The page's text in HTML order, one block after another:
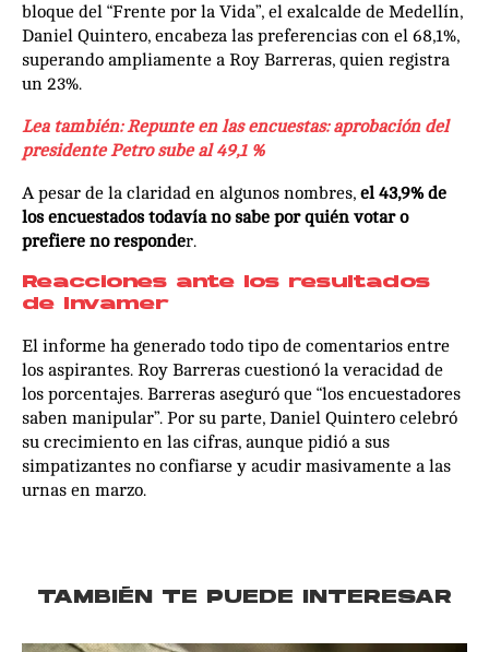
bloque del “Frente por la Vida”, el exalcalde de Medellín,
Daniel Quintero, encabeza las preferencias con el 68,1%,
superando ampliamente a Roy Barreras, quien registra
un 23%.
Lea también: Repunte en las encuestas: aprobación del
presidente Petro sube al 49,1 %
A pesar de la claridad en algunos nombres, el 43,9% de
los encuestados todavía no sabe por quién votar o
prefiere no responder.
Reacciones ante los resultados
de Invamer
El informe ha generado todo tipo de comentarios entre
los aspirantes. Roy Barreras cuestionó la veracidad de
los porcentajes. Barreras aseguró que “los encuestadores
saben manipular”. Por su parte, Daniel Quintero celebró
su crecimiento en las cifras, aunque pidió a sus
simpatizantes no confiarse y acudir masivamente a las
urnas en marzo.
TAMBIÉN TE PUEDE INTERESAR